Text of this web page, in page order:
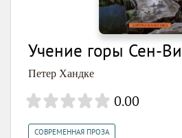
Учение горы Сен-
Петер Хандке
0.00
СОВРЕМЕННАЯ ПРОЗА